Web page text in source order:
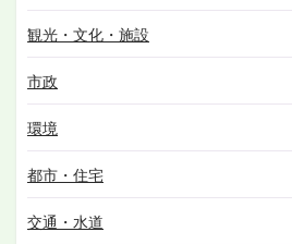
観光・文化・施設
市政
環境
都市・住宅
交通・水道